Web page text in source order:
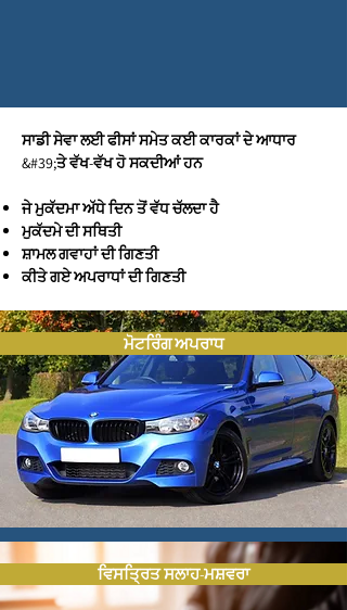
ਸਾਡੀ ਸੇਵਾ ਲਈ ਫੀਸਾਂ ਸਮੇਤ ਕਈ ਕਾਰਕਾਂ ਦੇ ਆਧਾਰ
&#39;ਤੇ ਵੱਖ-ਵੱਖ ਹੋ ਸਕਦੀਆਂ ਹਨ
ਜੇ ਮੁਕੱਦਮਾ ਅੱਧੇ ਦਿਨ ਤੋਂ ਵੱਧ ਚੱਲਦਾ ਹੈ
ਮੁਕੱਦਮੇ ਦੀ ਸਥਿਤੀ
ਸ਼ਾਮਲ ਗਵਾਹਾਂ ਦੀ ਗਿਣਤੀ
ਕੀਤੇ ਗਏ ਅਪਰਾਧਾਂ ਦੀ ਗਿਣਤੀ
ਮੋਟਰਿੰਗ ਅਪਰਾਧ
ਵਿਸਤ੍ਰਿਤ ਸਲਾਹ-ਮਸ਼ਵਰਾ